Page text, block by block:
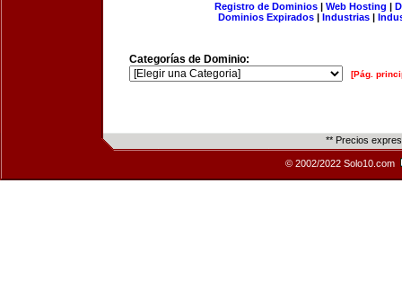
Registro de Dominios| Web Hosting |
Dominios Expirados | Industrias |
Categorías de Dominio:
[Pág.
** Precios
© 2002/2022 Solo10.com